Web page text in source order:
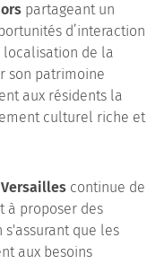
partageant un
d’interaction
localisation de la
son patrimoine
aux résidents la
culturel riche et
continue de
à proposer des
s'assurant que les
aux besoins